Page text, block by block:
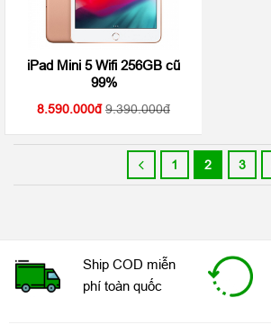
iPad Mini 5 Wifi 256GB cũ
99%
8.590.000 9.390.000
1 2 3
Ship COD miễn
phí toàn quốc